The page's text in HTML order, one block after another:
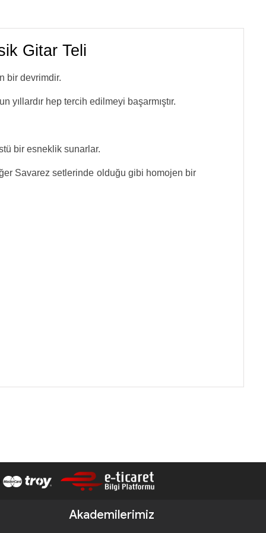
Gitar Teli
bir devrimdir.
hep tercih edilmeyi başarmıştır.
bir esneklik sunarlar.
Savarez setlerinde olduğu gibi homojen bir
Akademilerimiz